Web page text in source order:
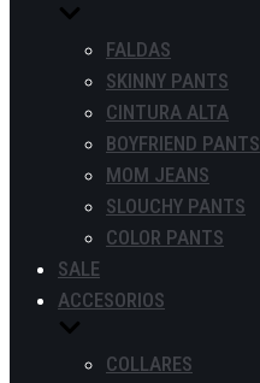
FALDAS
SKINNY PANTS
CINTURA ALTA
BOYFRIEND PANTS
MOM JEANS
SLOUCHY PANTS
COLOR PANTS
SALE
ACCESORIOS
COLLARES